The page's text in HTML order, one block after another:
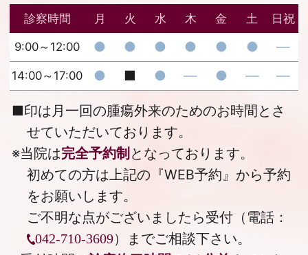
診察時間 月 火 水 木 金 土 日祝
9:00～12:00 ● ● ● ● ● ● ―
14:00～17:00 ● ■ ● ― ● ― ―
■印は月一回の腫瘍外来のためのお時間とさ
せていただいております。
※当院は完全予約制 となっております。
初めての方は上記の『WEB予約』から予約
をお願いします。
ご不明な点がございましたら受付（電話：
042-710-3609）までご相談下さい。